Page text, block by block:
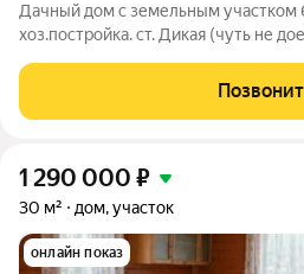
Дачный дом с земельным участком
хоз.постройка. ст. Дикая (чуть не
грибами 5 минут ходьбы. До СНТ
открыт магазин. Хорошие
1 290 000 ₽
30 м² дом, участок
онлайн показ